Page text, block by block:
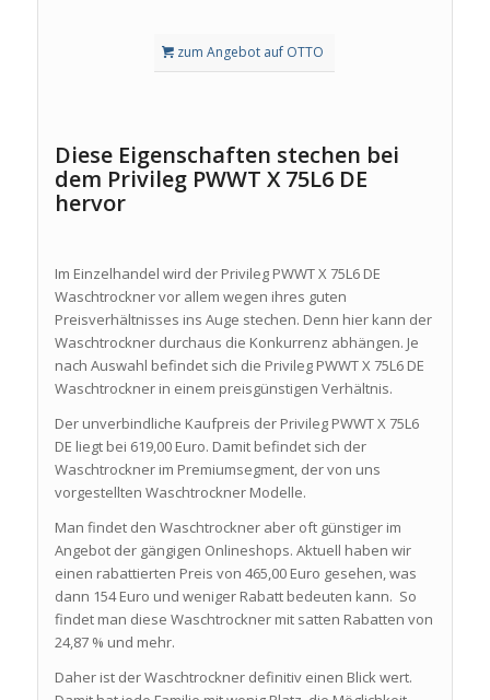
zum Angebot auf OTTO
Diese Eigenschaften stechen bei
dem Privileg PWWT X 75L6 DE
hervor
Im Einzelhandel wird der Privileg PWWT X 75L6 DE
Waschtrockner vor allem wegen ihres guten
Preisverhältnisses ins Auge stechen. Denn hier kann der
Waschtrockner durchaus die Konkurrenz abhängen. Je
nach Auswahl befindet sich die Privileg PWWT X 75L6 DE
Waschtrockner in einem preisgünstigen Verhältnis.
Der unverbindliche Kaufpreis der Privileg PWWT X 75L6
DE liegt bei 619,00 Euro. Damit befindet sich der
Waschtrockner im Premiumsegment, der von uns
vorgestellten Waschtrockner Modelle.
Man findet den Waschtrockner aber oft günstiger im
Angebot der gängigen Onlineshops. Aktuell haben wir
einen rabattierten Preis von 465,00 Euro gesehen, was
dann 154 Euro und weniger Rabatt bedeuten kann. So
findet man diese Waschtrockner mit satten Rabatten von
24,87 % und mehr.
Daher ist der Waschtrockner definitiv einen Blick wert.